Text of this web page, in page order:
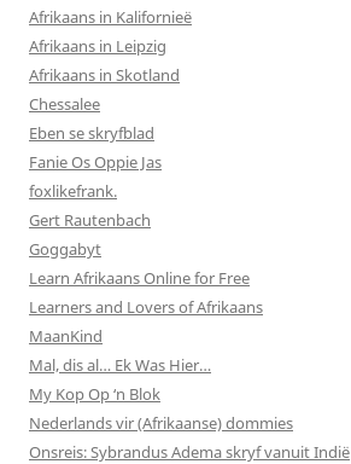
Afrikaans in Kalifornieë
Afrikaans in Leipzig
Afrikaans in Skotland
Chessalee
Eben se skryfblad
Fanie Os Oppie Jas
foxlikefrank.
Gert Rautenbach
Goggabyt
Learn Afrikaans Online for Free
Learners and Lovers of Afrikaans
MaanKind
Mal, dis al… Ek Was Hier…
My Kop Op ‘n Blok
Nederlands vir (Afrikaanse) dommies
Onsreis: Sybrandus Adema skryf vanuit Indië